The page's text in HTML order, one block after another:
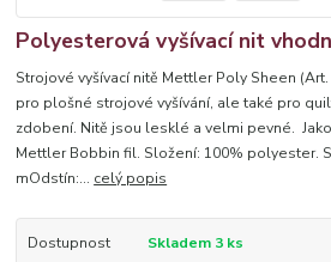
Polyesterová vyšívací nit
Strojové vyšívací nitě Mettler Poly Sheen
pro plošné strojové vyšívání, ale také pro
zdobení. Nitě jsou lesklé a velmi pevné.
Mettler Bobbin fil. Složení: 100% polyester.
mOdstín:... celý popis
Dostupnost Skladem 3 ks